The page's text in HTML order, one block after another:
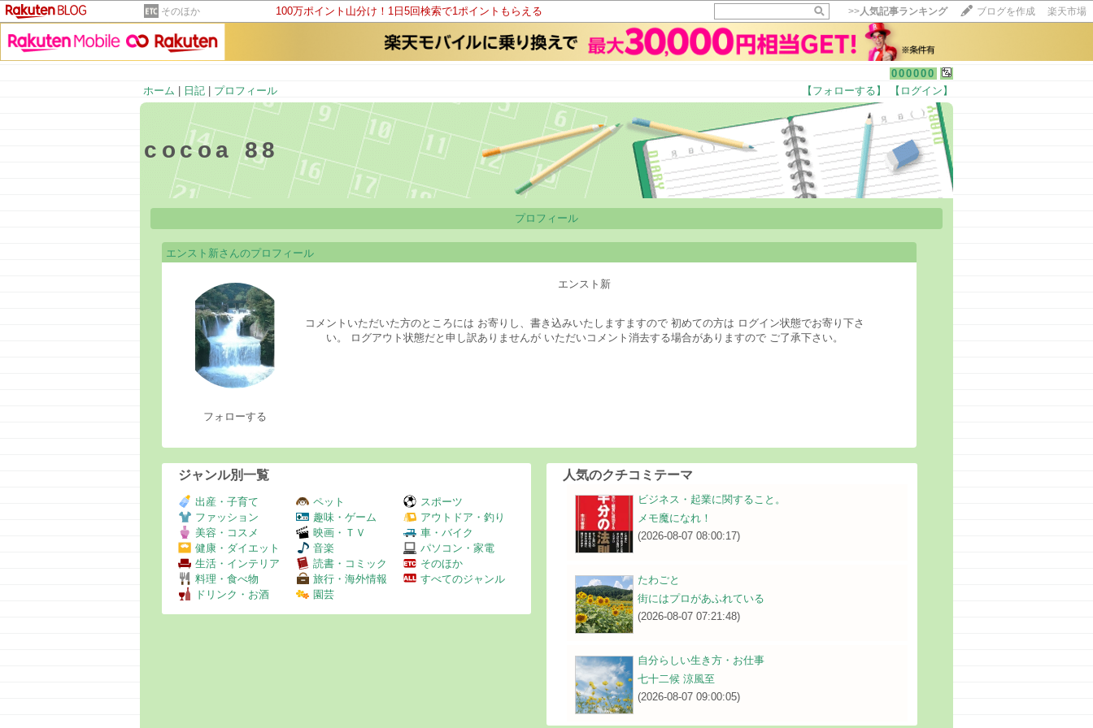
そのほか 100万ポイント山分け！1日5回検索で1ポイントもらえる >>人気記事ランキング ブログを作成 楽天市場
000000
ホーム
日記 プロフィール 【フォローする】 【ログイン】
cocoa 88
プロフィール
エンスト新さんのプロフィール
フォローする
エンスト新
コメントいただいた方のところには お寄りし、書き込みいたしますますので 初めての方は ログイン状態でお寄り下さ
い。 ログアウト状態だと申し訳ありませんが いただいコメント消去する場合がありますので ご了承下さい。
ジャンル別一覧
出産・子育て
ファッション
美容・コスメ
健康・ダイエット
生活・インテリア
料理・食べ物
ドリンク・お酒
ペット
趣味・ゲーム
映画・ＴＶ
音楽
読書・コミック
旅行・海外情報
園芸
スポーツ
アウトドア・釣り
車・バイク
パソコン・家電
そのほか
すべてのジャンル
人気のクチコミテーマ
ビジネス・起業に関すること。
メモ魔になれ！
(2026-08-07 08:00:17)
たわごと
街にはプロがあふれている
(2026-08-07 07:21:48)
自分らしい生き方・お仕事
七十二候 涼風至
(2026-08-07 09:00:05)